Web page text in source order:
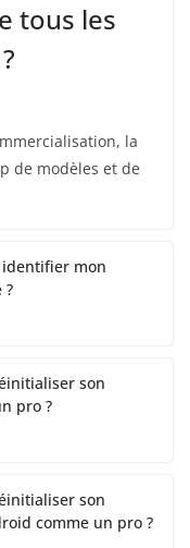
tous les
la
de modèles et de
mon
?
son
pro ?
son
comme un pro ?